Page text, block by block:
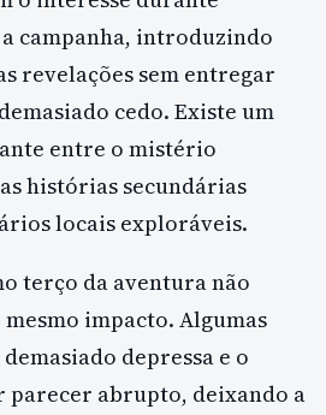
campanha, introduzindo
revelações sem entregar
cedo. Existe um
entre o mistério
histórias secundárias
locais exploráveis.
terço da aventura não
impacto. Algumas
depressa e o
parecer abrupto, deixando a